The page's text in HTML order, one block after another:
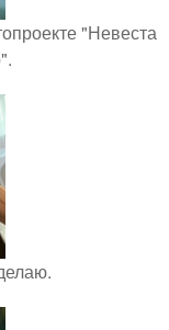
"Невеста